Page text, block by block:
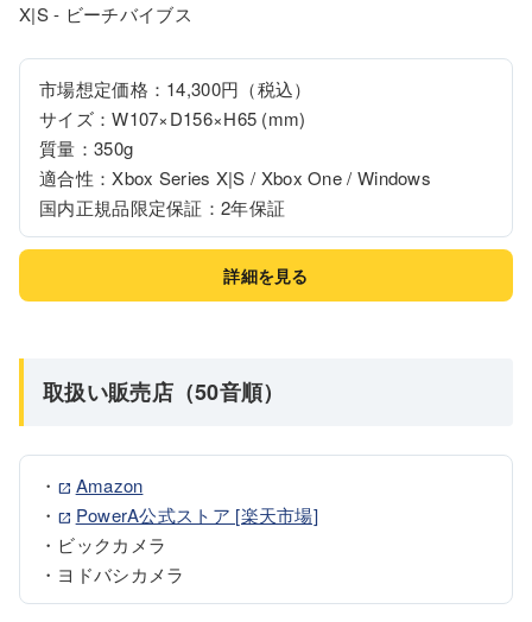
X|S - ビーチバイブス
市場想定価格：14,300円（税込）
サイズ：W107×D156×H65 (mm)
質量：350g
適合性：Xbox Series X|S / Xbox One / Windows
国内正規品限定保証：2年保証
詳細を見る
取扱い販売店（50音順）
・
Amazon
・
PowerA公式ストア [楽天市場]
・ビックカメラ
・ヨドバシカメラ